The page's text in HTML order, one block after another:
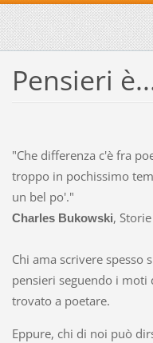
Pensieri
"Che differenza c'è fra
troppo in pochissimo
un bel po'."
Charles Bukowski,
Chi ama scrivere spesso
pensieri seguendo i
trovato a poetare.
Eppure, chi di noi può